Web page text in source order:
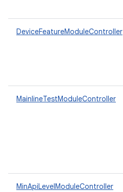
DeviceFeatureModuleController
MainlineTestModuleController
MinApiLevelModuleController